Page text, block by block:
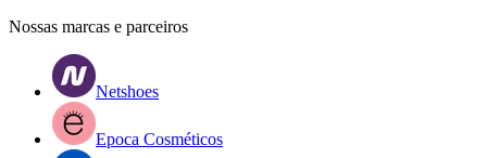
Nossas marcas e parceiros
Netshoes
Epoca Cosméticos